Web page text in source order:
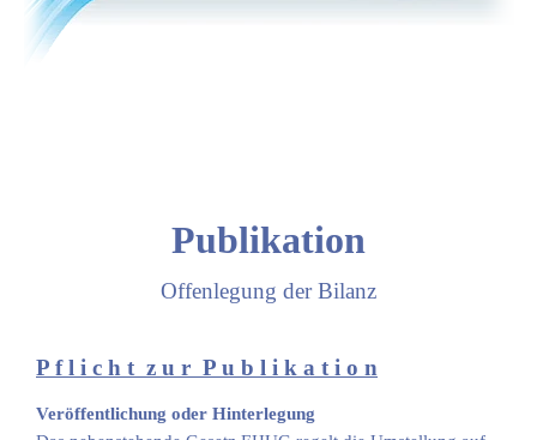
Publikation
Offenlegung der Bilanz
P f l i c h t z u r P u b l i k a t i o n
Veröffentlichung oder Hinterlegung